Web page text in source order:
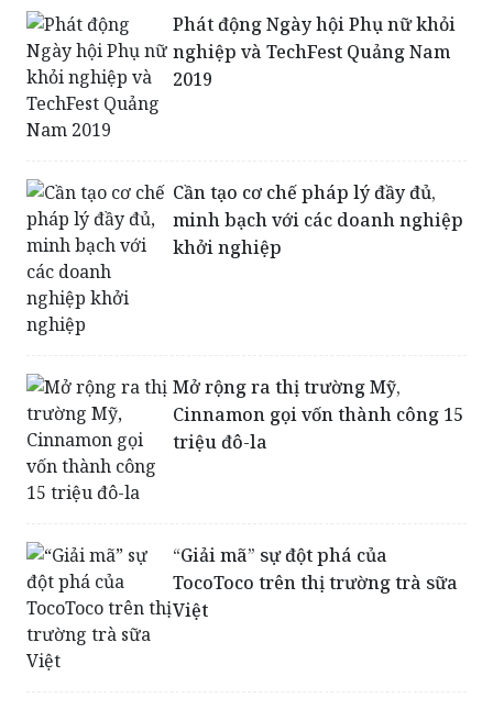
Phát động Ngày hội Phụ nữ khỏi
nghiệp và TechFest Quảng Nam
2019
Cần tạo cơ chế pháp lý đầy đủ,
minh bạch với các doanh nghiệp
khởi nghiệp
Mở rộng ra thị trường Mỹ,
Cinnamon gọi vốn thành công 15
triệu đô-la
“Giải mã” sự đột phá của
TocoToco trên thị trường trà sữa
Việt